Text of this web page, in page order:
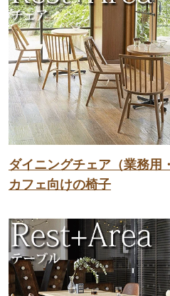
ダイニングチェア（業務用
カフェ向けの椅子